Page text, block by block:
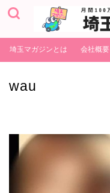
埼玉マガジンとは 会社概要
wau